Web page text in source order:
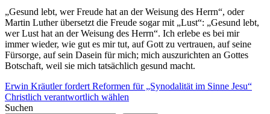
„Gesund lebt, wer Freude hat an der Weisung des Herrn“, oder
Martin Luther übersetzt die Freude sogar mit „Lust“: „Gesund lebt,
wer Lust hat an der Weisung des Herrn“. Ich erlebe es bei mir
immer wieder, wie gut es mir tut, auf Gott zu vertrauen, auf seine
Fürsorge, auf sein Dasein für mich; mich auszurichten an Gottes
Botschaft, weil sie mich tatsächlich gesund macht.
Morgengedanken
Beitragsnavigation
Vorheriger
Beitrag:
Erwin Kräutler fordert Reformen für „Synodalität im Sinne Jesu“
Nächster
Beitrag:
Christlich verantwortlich wählen
Suchen